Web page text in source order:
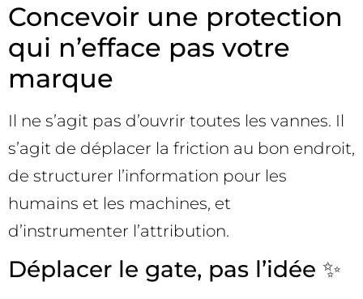
Concevoir une protection
qui n’efface pas votre
marque
Il ne s’agit pas d’ouvrir toutes les vannes. Il
s’agit de déplacer la friction au bon endroit,
de structurer l’information pour les
humains et les machines, et
d’instrumenter l’attribution.
Déplacer le gate, pas l’idée ✨